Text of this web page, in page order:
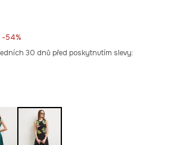
-54%
30 dnů před poskytnutím slevy: